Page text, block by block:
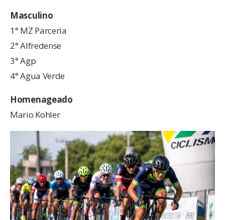
Masculino
1° MZ Parceria
2° Alfredense
3° Agp
4° Agua Verde
Homenageado
Mario Kohler